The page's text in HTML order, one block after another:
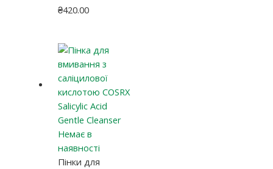
₴420.00
Немає в
наявності
Пінки для